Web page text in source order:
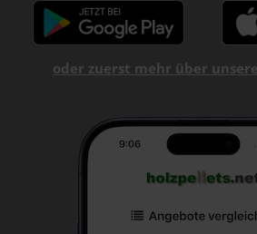
oder zuerst mehr über